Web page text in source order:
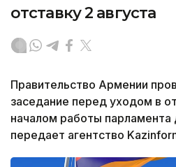
отставку 2 августа
Правительство Армении
заседание перед уходом в
началом работы парламента
передает агентство